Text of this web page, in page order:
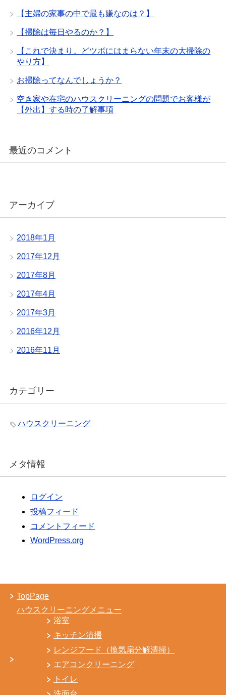
【主婦の家事の中で最も嫌なのは？】
【掃除は毎日やるのか？】
【これで決まり。どツボにはまらない年末の大掃除の
やり方】
お掃除ってなんでしょうか？
空き家や在宅のハウスクリーニングの問題でお客様が
【外出】する時の了解事項
最近のコメント
アーカイブ
2018年1月
2017年12月
2017年8月
2017年4月
2017年3月
2016年12月
2016年11月
カテゴリー
ハウスクリーニング
メタ情報
ログイン
投稿フィード
コメントフィード
WordPress.org
TopPage
ハウスクリーニングメニュー
浴室
キッチン清掃
レンジフード（換気扇分解清掃）
エアコンクリーニング
トイレ